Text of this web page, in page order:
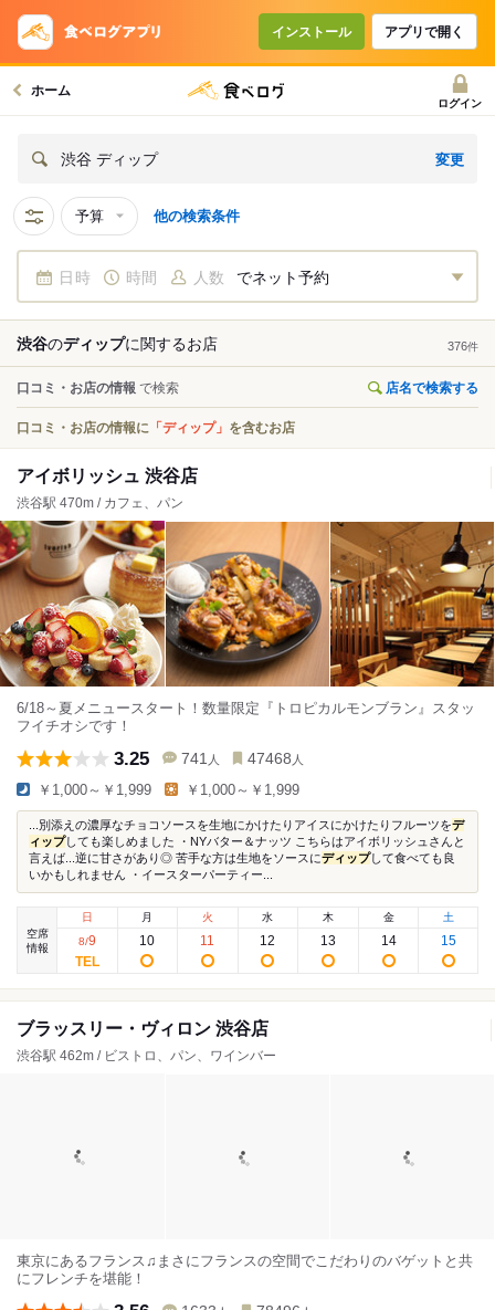
インストール アプリで開く
ホーム
ログイン
渋谷 ディップ 変更
予算 他の検索条件
日時 時間 人数 でネット予約
渋谷のディップに関するお店 376件
口コミ・お店の情報 で検索 店名で検索する
口コミ・お店の情報に 「ディップ」 を含むお店
アイボリッシュ 渋谷店
渋谷駅 470m / カフェ、パン
6/18～夏メニュースタート！数量限定『トロピカルモンブラン』スタッ
フイチオシです！
3.25 741 人 47468 人
￥1,000～￥1,999 ￥1,000～￥1,999
...別添えの濃厚なチョコソースを生地にかけたりアイスにかけたりフルーツをデ
ィップしても楽しめました ・NYバター＆ナッツ こちらはアイボリッシュさんと
言えば...逆に甘さがあり◎ 苦手な方は生地をソースにディップして食べても良
いかもしれません ・イースターパーティー...
空席
情報
日
8/9
月
10
火
11
水
12
木
13
金
14
土
15
ブラッスリー・ヴィロン 渋谷店
渋谷駅 462m / ビストロ、パン、ワインバー
東京にあるフランス♫まさにフランスの空間でこだわりのバゲットと共
にフレンチを堪能！